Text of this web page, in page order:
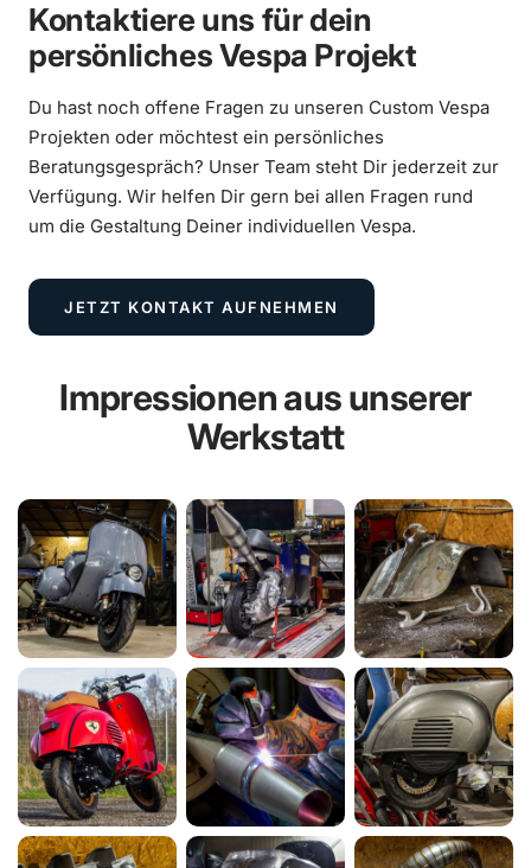
Kontaktiere uns für dein
persönliches Vespa Projekt
Du hast noch offene Fragen zu unseren Custom Vespa
Projekten oder möchtest ein persönliches
Beratungsgespräch? Unser Team steht Dir jederzeit zur
Verfügung. Wir helfen Dir gern bei allen Fragen rund
um die Gestaltung Deiner individuellen Vespa.
JETZT KONTAKT AUFNEHMEN
Impressionen aus unserer
Werkstatt
Vespa 250ccm Wideframe Umbau mit
Scheibenbremse und Sitzbanktank
MEHR ERFAHREN